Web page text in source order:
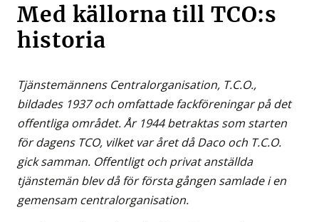
Med källorna till TCO:s
historia
Tjänstemännens Centralorganisation, T.C.O.,
bildades 1937 och omfattade fackföreningar på det
offentliga området. År 1944 betraktas som starten
för dagens TCO, vilket var året då Daco och T.C.O.
gick samman. Offentligt och privat anställda
tjänstemän blev då för första gången samlade i en
gemensam centralorganisation.